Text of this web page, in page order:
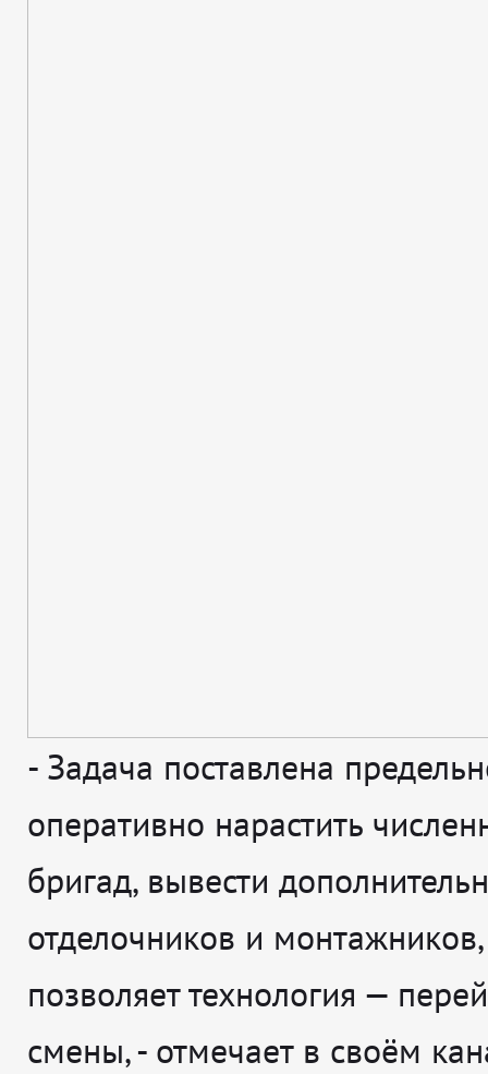
- Задача поставлена
оперативно нарастить
бригад, вывести
отделочников и
позволяет технология —
смены, - отмечает в своём